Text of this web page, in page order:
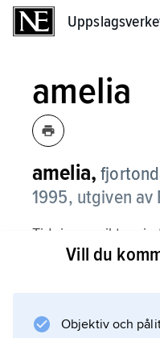
amelia
amelia,
1995, utgiven av
Tidningen riktar
år. Den har sitt
täcker samlevnad,
Vill du
Objektiv och